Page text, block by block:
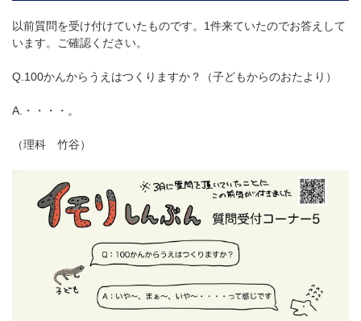
以前質問を受け付けていたものです。1件来ていたのでお答えして
います。ご確認ください。
Q.100かんからうえはつくりますか？（子どもからのおたより）
A.・・・・。
（理科 竹谷）